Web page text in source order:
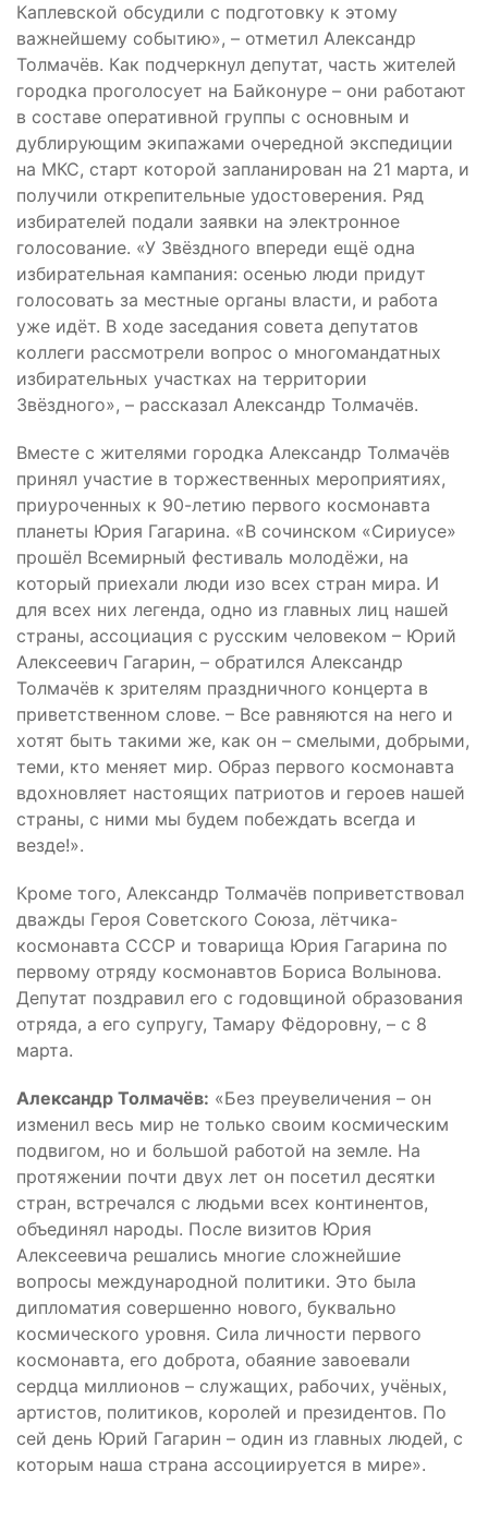
Каплевской обсудили с подготовку к этому
важнейшему событию», – отметил Александр
Толмачёв. Как подчеркнул депутат, часть жителей
городка проголосует на Байконуре – они работают
в составе оперативной группы с основным и
дублирующим экипажами очередной экспедиции
на МКС, старт которой запланирован на 21 марта, и
получили открепительные удостоверения. Ряд
избирателей подали заявки на электронное
голосование. «У Звёздного впереди ещё одна
избирательная кампания: осенью люди придут
голосовать за местные органы власти, и работа
уже идёт. В ходе заседания совета депутатов
коллеги рассмотрели вопрос о многомандатных
избирательных участках на территории
Звёздного», – рассказал Александр Толмачёв.
Вместе с жителями городка Александр Толмачёв
принял участие в торжественных мероприятиях,
приуроченных к 90-летию первого космонавта
планеты Юрия Гагарина. «В сочинском «Сириусе»
прошёл Всемирный фестиваль молодёжи, на
который приехали люди изо всех стран мира. И
для всех них легенда, одно из главных лиц нашей
страны, ассоциация с русским человеком – Юрий
Алексеевич Гагарин, – обратился Александр
Толмачёв к зрителям праздничного концерта в
приветственном слове. – Все равняются на него и
хотят быть такими же, как он – смелыми, добрыми,
теми, кто меняет мир. Образ первого космонавта
вдохновляет настоящих патриотов и героев нашей
страны, с ними мы будем побеждать всегда и
везде!».
Кроме того, Александр Толмачёв поприветствовал
дважды Героя Советского Союза, лётчика-
космонавта СССР и товарища Юрия Гагарина по
первому отряду космонавтов Бориса Волынова.
Депутат поздравил его с годовщиной образования
отряда, а его супругу, Тамару Фёдоровну, – с 8
марта.
Александр Толмачёв: «Без преувеличения – он
изменил весь мир не только своим космическим
подвигом, но и большой работой на земле. На
протяжении почти двух лет он посетил десятки
стран, встречался с людьми всех континентов,
объединял народы. После визитов Юрия
Алексеевича решались многие сложнейшие
вопросы международной политики. Это была
дипломатия совершенно нового, буквально
космического уровня. Сила личности первого
космонавта, его доброта, обаяние завоевали
сердца миллионов – служащих, рабочих, учёных,
артистов, политиков, королей и президентов. По
сей день Юрий Гагарин – один из главных людей, с
которым наша страна ассоциируется в мире».